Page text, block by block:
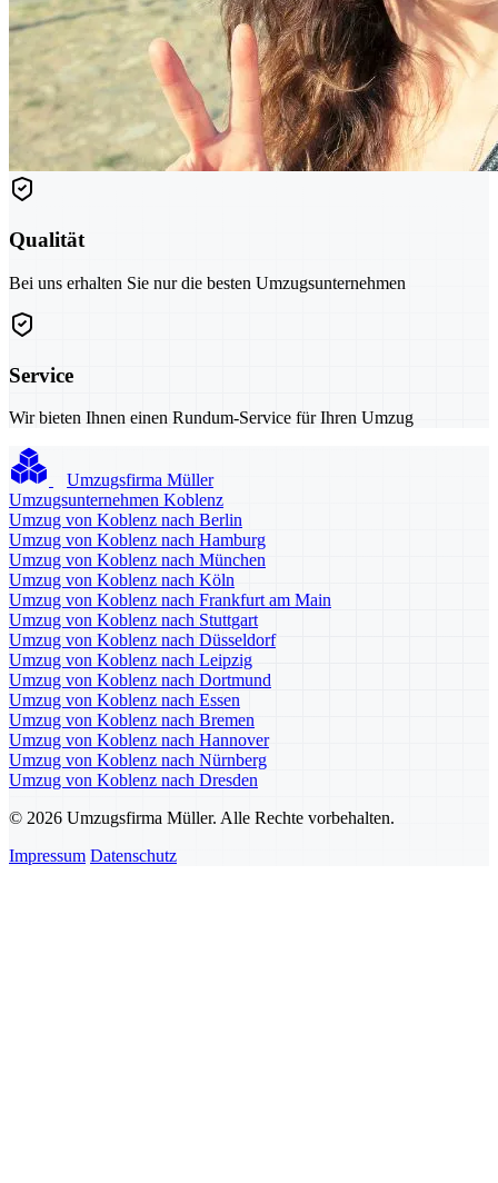
Qualität
Bei uns erhalten Sie nur die besten Umzugsunternehmen
Service
Wir bieten Ihnen einen Rundum-Service für Ihren Umzug
Umzugsfirma Müller
Umzugsunternehmen Koblenz
Umzug von Koblenz nach Berlin
Umzug von Koblenz nach Hamburg
Umzug von Koblenz nach München
Umzug von Koblenz nach Köln
Umzug von Koblenz nach Frankfurt am Main
Umzug von Koblenz nach Stuttgart
Umzug von Koblenz nach Düsseldorf
Umzug von Koblenz nach Leipzig
Umzug von Koblenz nach Dortmund
Umzug von Koblenz nach Essen
Umzug von Koblenz nach Bremen
Umzug von Koblenz nach Hannover
Umzug von Koblenz nach Nürnberg
Umzug von Koblenz nach Dresden
© 2026 Umzugsfirma Müller. Alle Rechte vorbehalten.
Impressum Datenschutz